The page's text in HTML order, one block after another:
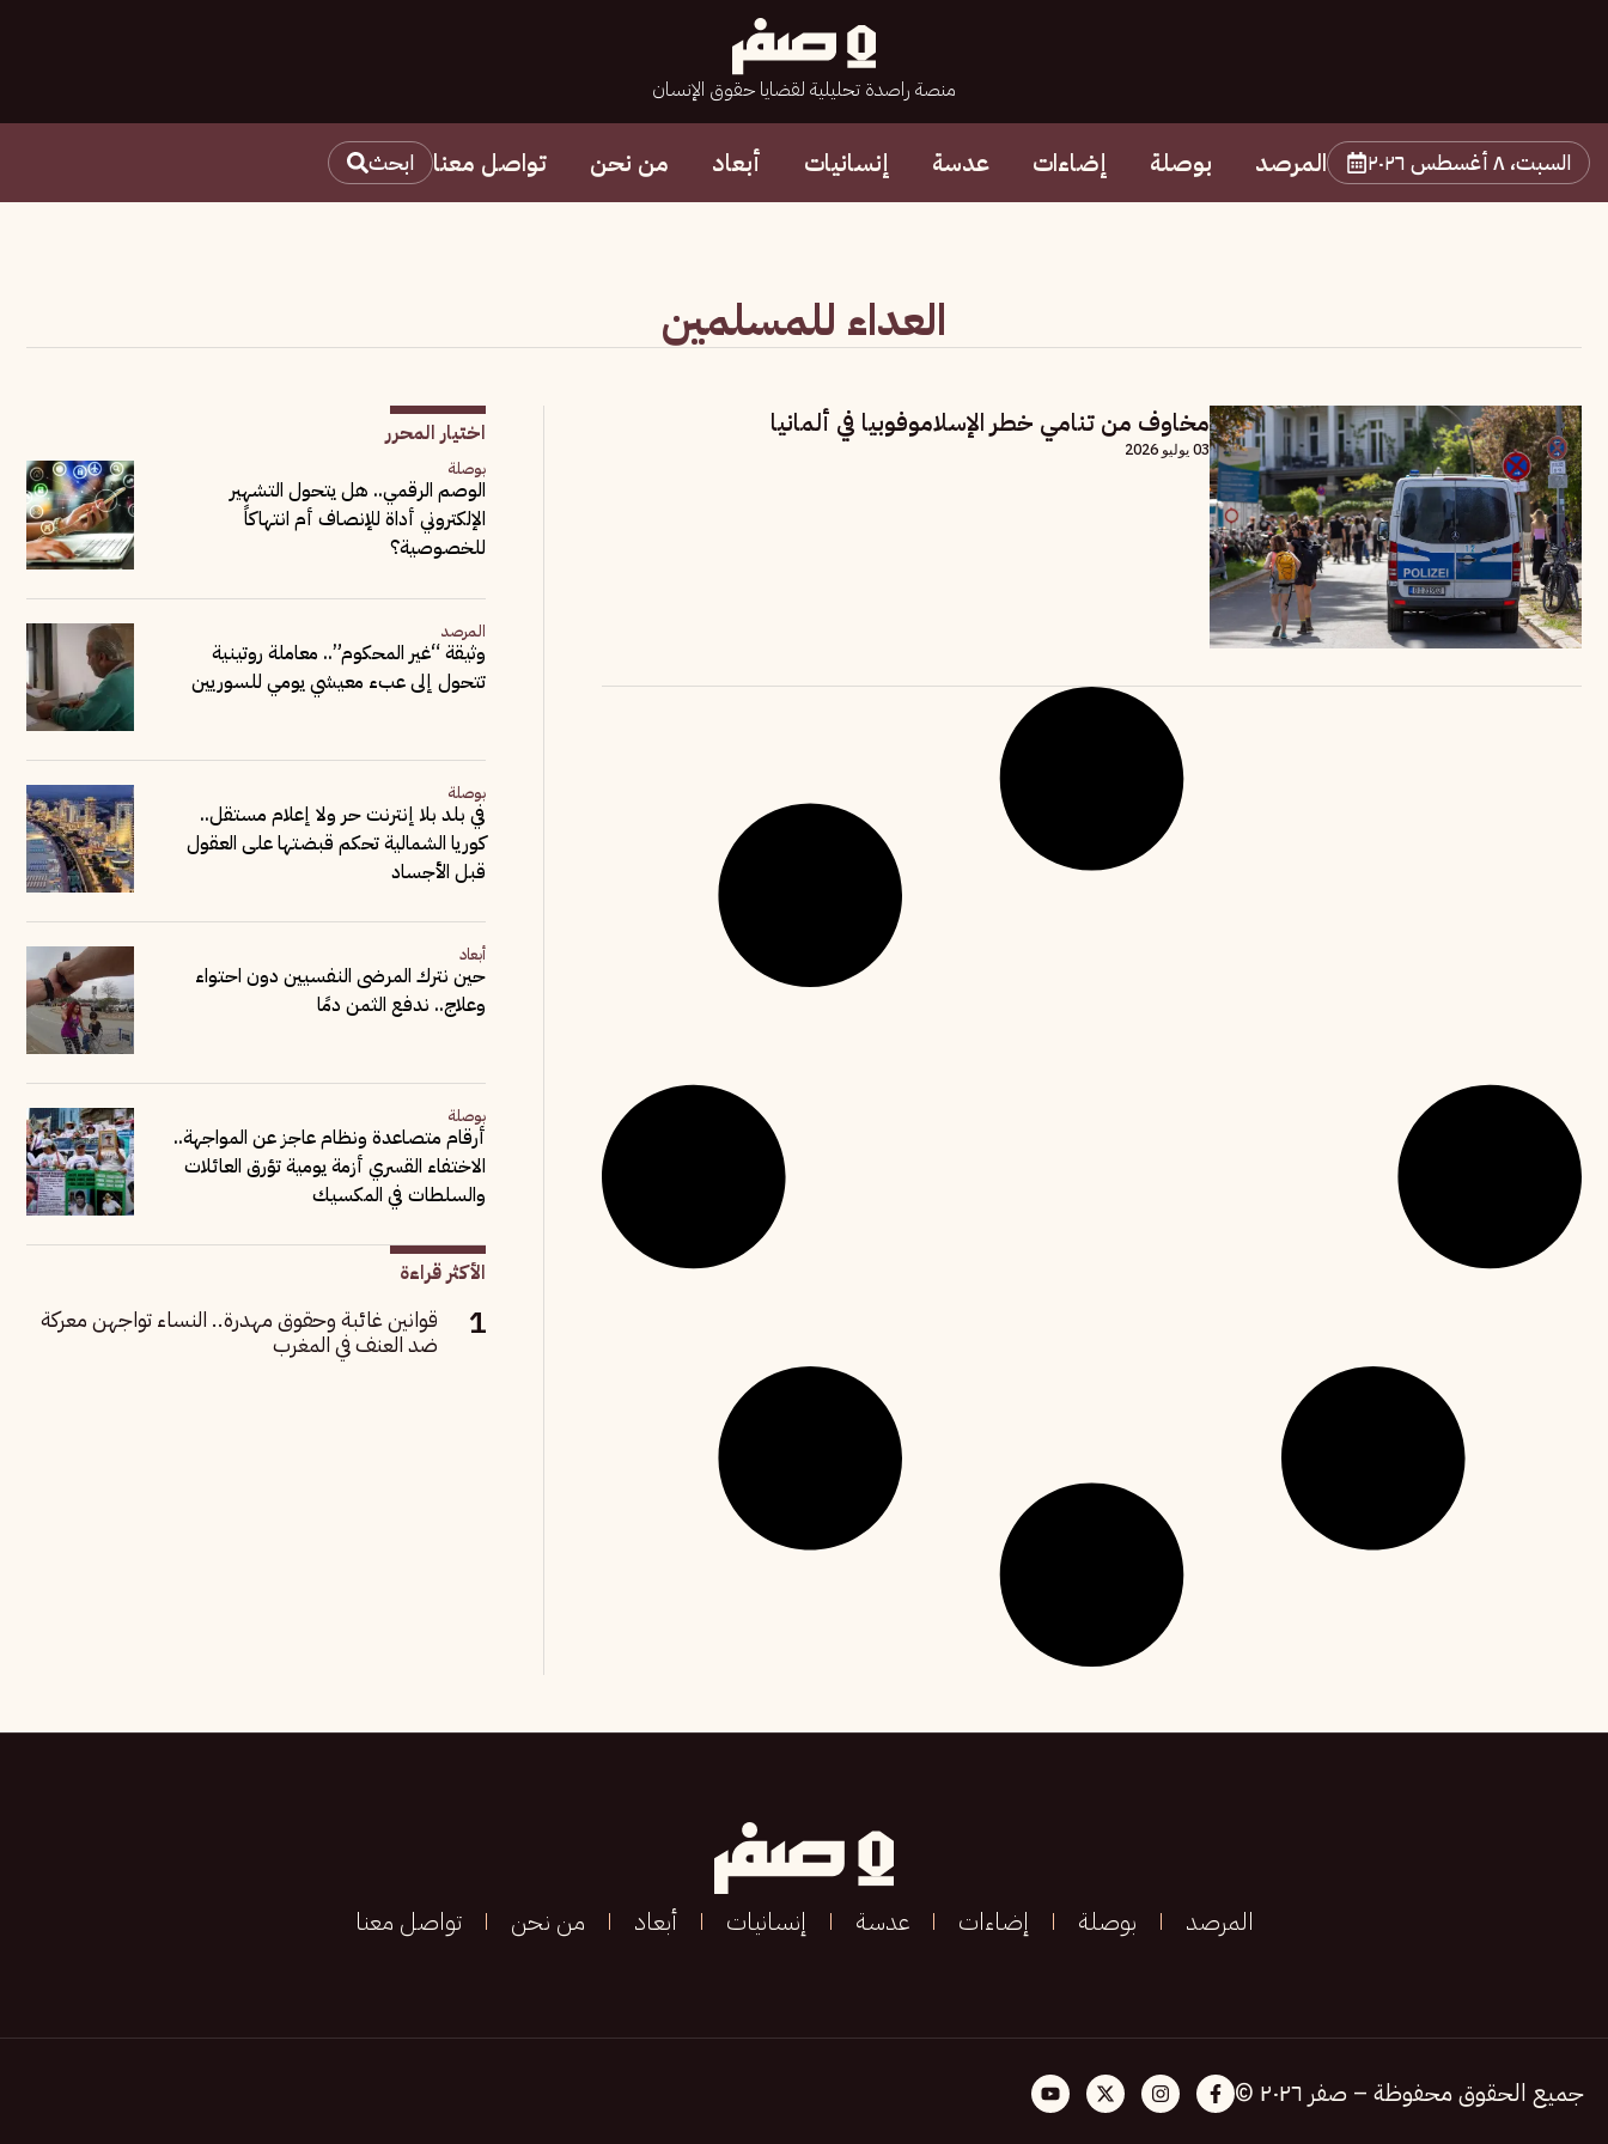
منصة راصدة تحليلية لقضايا حقوق الإنسان
السبت، ٨ أغسطس ٢٠٢٦ المرصد بوصلة إضاءات عدسة إنسانيات أبعاد من نحن تواصل معنا ابحث
العداء للمسلمين
مخاوف من تنامي خطر الإسلاموفوبيا في ألمانيا
03 يوليو 2026
اختيار المحرر
بوصلة
الوصم الرقمي.. هل يتحول التشهير
الإلكتروني أداة للإنصاف أم انتهاكاً
للخصوصية؟
المرصد
وثيقة “غير المحكوم”.. معاملة روتينية
تتحول إلى عبء معيشي يومي للسوريين
بوصلة
في بلد بلا إنترنت حر ولا إعلام مستقل..
كوريا الشمالية تحكم قبضتها على العقول
قبل الأجساد
أبعاد
حين نترك المرضى النفسيين دون احتواء
وعلاج.. ندفع الثمن دمًا
بوصلة
أرقام متصاعدة ونظام عاجز عن المواجهة..
الاختفاء القسري أزمة يومية تؤرق العائلات
والسلطات في المكسيك
الأكثر قراءة
قوانين غائبة وحقوق مهدرة.. النساء تواجهن معركة
ضد العنف في المغرب
المرصد بوصلة إضاءات عدسة إنسانيات أبعاد من نحن تواصل معنا
جميع الحقوق محفوظة – صفر ٢٠٢٦ ©